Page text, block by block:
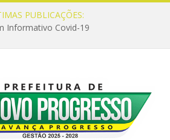
PUBLICAÇÕES:
Informativo Covid-19